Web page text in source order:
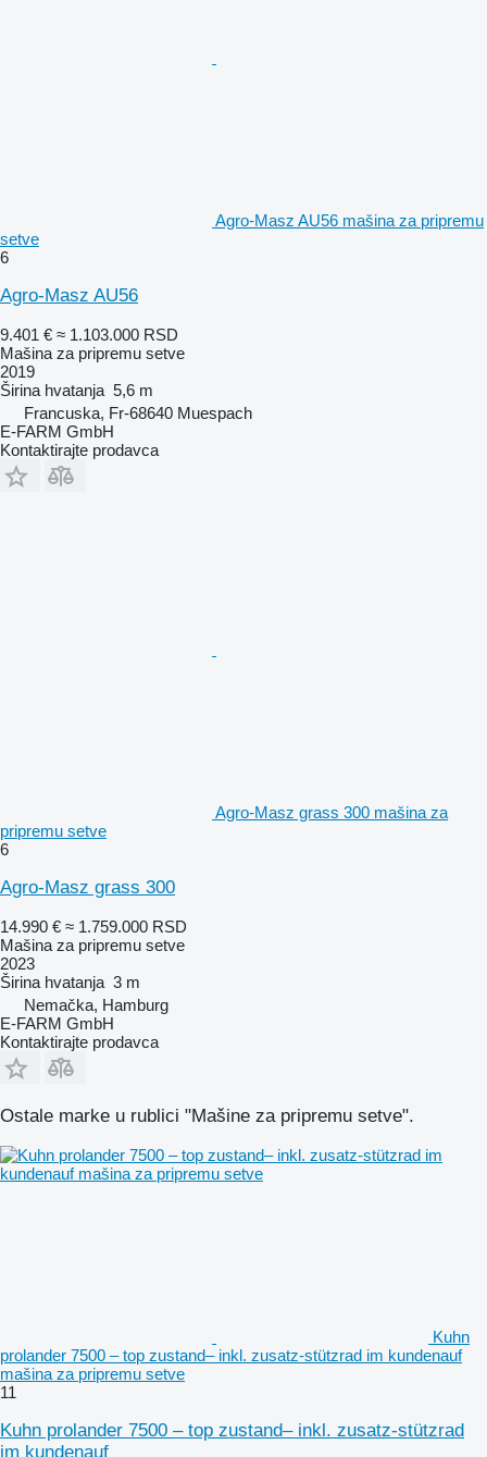
Agro-Masz AU56 mašina za pripremu
setve
6
Agro-Masz AU56
9.401 € ≈ 1.103.000 RSD
Mašina za pripremu setve
2019
Širina hvatanja 5,6 m
Francuska, Fr-68640 Muespach
E-FARM GmbH
Kontaktirajte prodavca
Agro-Masz grass 300 mašina za
pripremu setve
6
Agro-Masz grass 300
14.990 € ≈ 1.759.000 RSD
Mašina za pripremu setve
2023
Širina hvatanja 3 m
Nemačka, Hamburg
E-FARM GmbH
Kontaktirajte prodavca
Ostale marke u rublici "Mašine za pripremu setve".
Kuhn
prolander 7500 – top zustand– inkl. zusatz-stützrad im kundenauf
mašina za pripremu setve
11
Kuhn prolander 7500 – top zustand– inkl. zusatz-stützrad
im kundenauf